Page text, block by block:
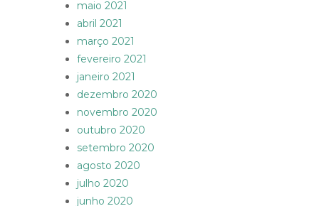
maio 2021
abril 2021
março 2021
fevereiro 2021
janeiro 2021
dezembro 2020
novembro 2020
outubro 2020
setembro 2020
agosto 2020
julho 2020
junho 2020